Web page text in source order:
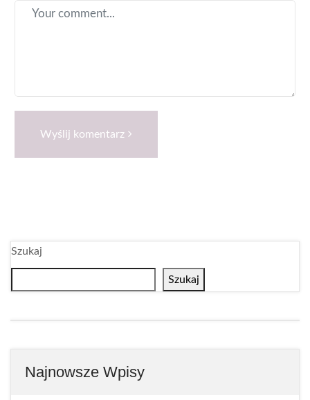
Wyślij komentarz
Szukaj
Szukaj
Najnowsze Wpisy